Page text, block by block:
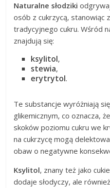
Naturalne słodziki
osób z cukrzycą, stanowiąc
tradycyjnego cukru. Wśród
znajdują się:
ksylitol,
stewia,
erytrytol.
Te substancje wyróżniają
glikemicznym, co oznacza,
skoków poziomu cukru we
na cukrzycę mogą
obaw o negatywne
Ksylitol, znany też jako
dodaje słodyczy, ale